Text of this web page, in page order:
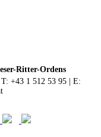
Ritter-Ordens
T: +43 1 512 53 95 | E: